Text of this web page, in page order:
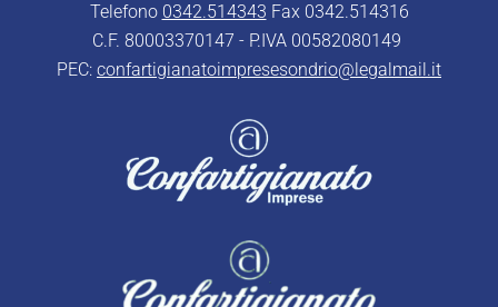
Telefono 0342.514343 Fax 0342.514316
C.F. 80003370147 - P.IVA 00582080149
PEC: confartigianatoimpresesondrio@legalmail.it